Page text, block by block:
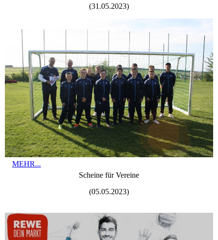
(31.05.2023)
MEHR...
Scheine für Vereine
(05.05.2023)